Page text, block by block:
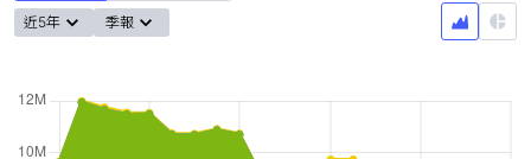
近5年 季報